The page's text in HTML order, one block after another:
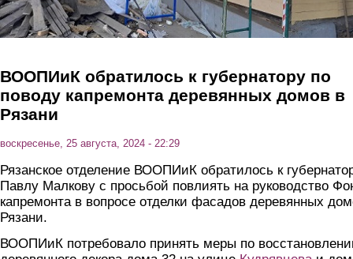
ВООПИиК обратилось к губернатору по
поводу капремонта деревянных домов в
Рязани
воскресенье, 25 августа, 2024 - 22:29
Рязанское отделение ВООПИиК обратилось к
Павлу Малкову с просьбой повлиять на руководство
капремонта в вопросе отделки фасадов деревянных
Рязани.
ВООПИиК потребовало принять меры по